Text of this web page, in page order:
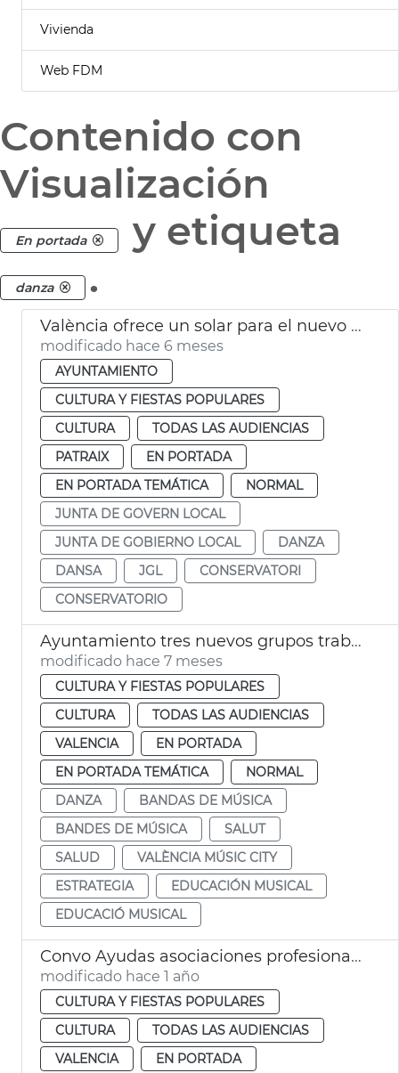
Vivienda
Web FDM
Contenido con
Visualización
En portada y etiqueta
danza .
València ofrece un solar para el nuevo Conservatorio Profesional de Danza
modificado hace 6 meses
AYUNTAMIENTO
CULTURA Y FIESTAS POPULARES
CULTURA
TODAS LAS AUDIENCIAS
PATRAIX
EN PORTADA
EN PORTADA TEMÁTICA
NORMAL
JUNTA DE GOVERN LOCAL
JUNTA DE GOBIERNO LOCAL
DANZA
DANSA
JGL
CONSERVATORI
CONSERVATORIO
Ayuntamiento tres nuevos grupos trabajo València Music City
modificado hace 7 meses
CULTURA Y FIESTAS POPULARES
CULTURA
TODAS LAS AUDIENCIAS
VALENCIA
EN PORTADA
EN PORTADA TEMÁTICA
NORMAL
DANZA
BANDAS DE MÚSICA
BANDES DE MÚSICA
SALUT
SALUD
VALÈNCIA MÚSIC CITY
ESTRATEGIA
EDUCACIÓN MUSICAL
EDUCACIÓ MUSICAL
Convo Ayudas asociaciones profesionales Artes Escénicas 2025
modificado hace 1 año
CULTURA Y FIESTAS POPULARES
CULTURA
TODAS LAS AUDIENCIAS
VALENCIA
EN PORTADA